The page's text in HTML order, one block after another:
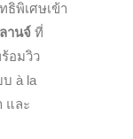
ธิพิเศษเข้า
านจ์ ที่
อมวิว
à la
และ